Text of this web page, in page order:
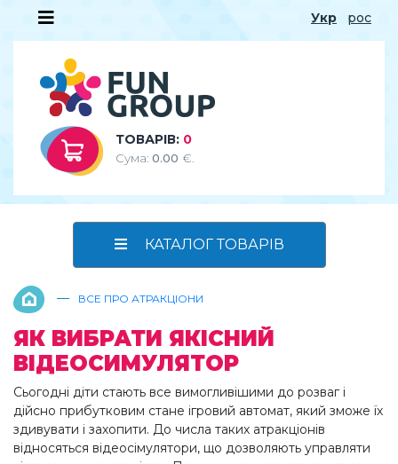
Укр рос
ТОВАРІВ: 0
Сума: 0.00 €.
КАТАЛОГ ТОВАРІВ
— ВСЕ ПРО АТРАКЦІОНИ
ЯК ВИБРАТИ ЯКІСНИЙ
ВІДЕОСИМУЛЯТОР
Сьогодні діти стають все вимогливішими до розваг і
дійсно прибутковим стане ігровий автомат, який зможе їх
здивувати і захопити. До числа таких атракціонів
відносяться відеосімулятори, що дозволяють управляти